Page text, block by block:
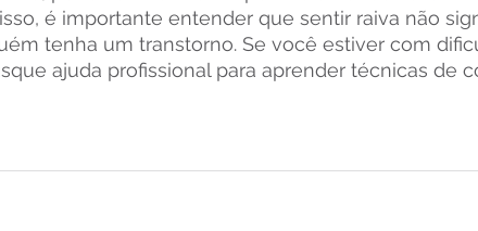
é importante entender que sentir raiva não
tenha um transtorno. Se você estiver com
ajuda profissional para aprender técnicas de